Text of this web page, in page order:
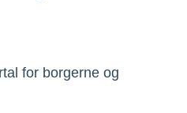
for borgerne og